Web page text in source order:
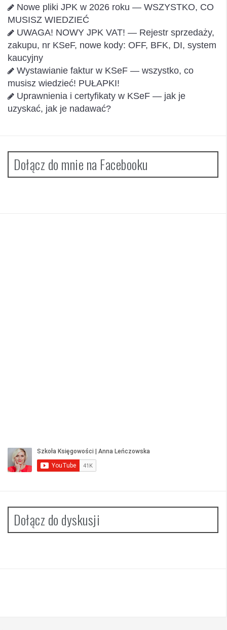
Nowe pliki JPK w 2026 roku — WSZYSTKO, CO
MUSISZ WIEDZIEĆ
UWAGA! NOWY JPK VAT! — Rejestr sprzedaży,
zakupu, nr KSeF, nowe kody: OFF, BFK, DI, system
kaucyjny
Wystawianie faktur w KSeF — wszystko, co
musisz wiedzieć! PUŁAPKI!
Uprawnienia i certyfikaty w KSeF — jak je
uzyskać, jak je nadawać?
Dołącz do mnie na Facebooku
Dołącz do dyskusji